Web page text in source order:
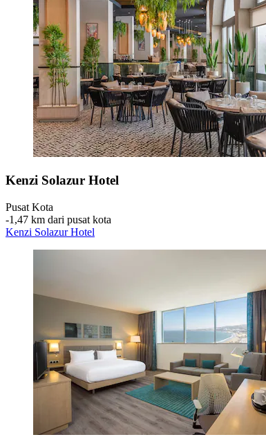
Kenzi Solazur Hotel
Pusat Kota
‐1,47 km dari pusat kota
Kenzi Solazur Hotel